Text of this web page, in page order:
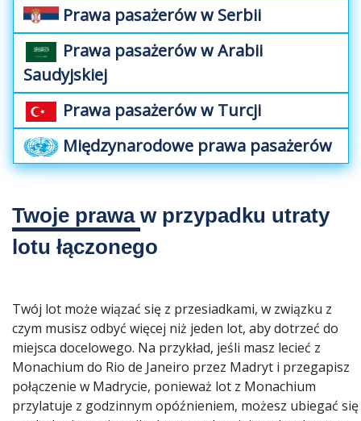
Prawa pasażerów w Serbii
Prawa pasażerów w Arabii
Saudyjskiej
Prawa pasażerów w Turcji
Międzynarodowe prawa pasażerów
Twoje prawa w przypadku utraty
lotu łączonego
Twój lot może wiązać się z przesiadkami, w związku z
czym musisz odbyć więcej niż jeden lot, aby dotrzeć do
miejsca docelowego. Na przykład, jeśli masz lecieć z
Monachium do Rio de Janeiro przez Madryt i przegapisz
połączenie w Madrycie, ponieważ lot z Monachium
przylatuje z godzinnym opóźnieniem, możesz ubiegać się